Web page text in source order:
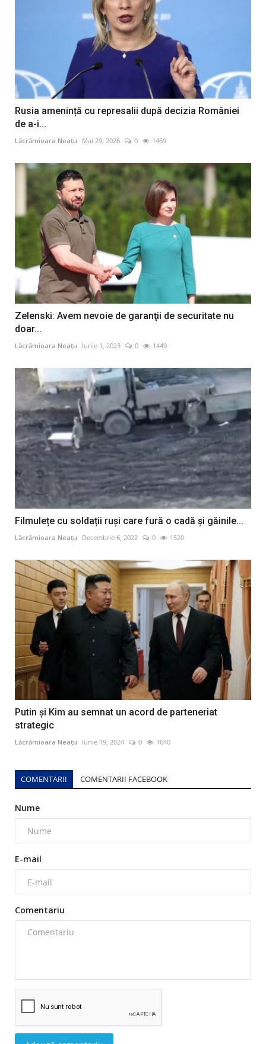
Rusia amenință cu represalii după decizia României
de a-i...
Lăcrămioara Neațu Mai 29, 2026 0 1469
Zelenski: Avem nevoie de garanţii de securitate nu
doar...
Lăcrămioara Neațu Iunie 1, 2023 0 1449
Filmulețe cu soldații ruși care fură o cadă și găinile...
Lăcrămioara Neațu Decembrie 6, 2022 0 1520
Putin şi Kim au semnat un acord de parteneriat
strategic
Lăcrămioara Neațu Iunie 19, 2024 0 1640
COMENTARII COMENTARII FACEBOOK
Nume
E-mail
Comentariu